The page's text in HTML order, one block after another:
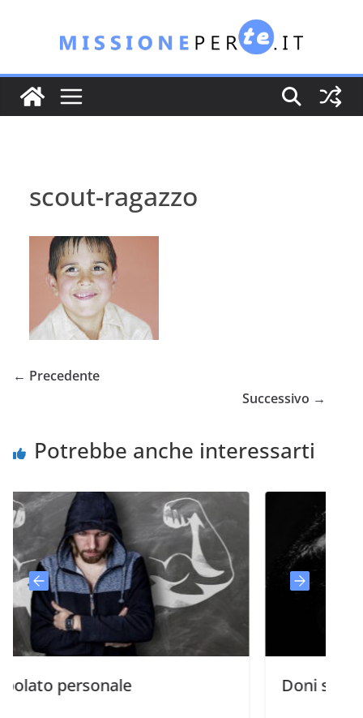
contenuto
scout-ragazzo
← Precedente
Successivo →
Potrebbe anche interessarti
Doni spirituali